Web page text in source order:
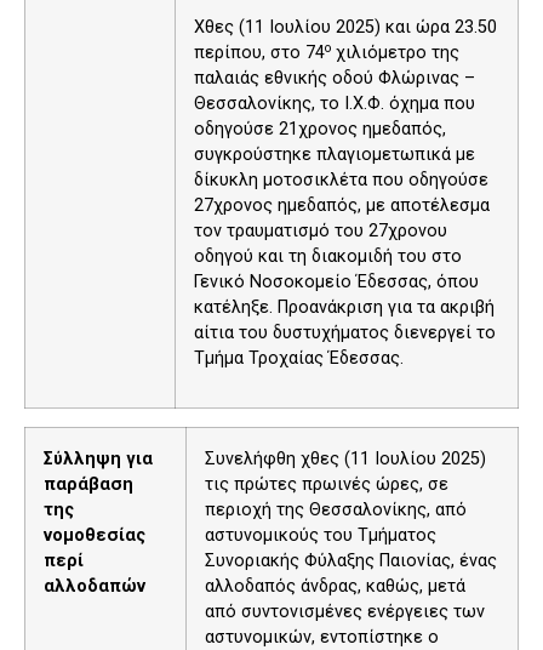
Χθες (11 Ιουλίου 2025) και ώρα 23.50
περίπου, στο 74ο χιλιόμετρο της
παλαιάς εθνικής οδού Φλώρινας –
Θεσσαλονίκης, το Ι.Χ.Φ. όχημα που
οδηγούσε 21χρονος ημεδαπός,
συγκρούστηκε πλαγιομετωπικά με
δίκυκλη μοτοσικλέτα που οδηγούσε
27χρονος ημεδαπός, με αποτέλεσμα
τον τραυματισμό του 27χρονου
οδηγού και τη διακομιδή του στο
Γενικό Νοσοκομείο Έδεσσας, όπου
κατέληξε. Προανάκριση για τα ακριβή
αίτια του δυστυχήματος διενεργεί το
Τμήμα Τροχαίας Έδεσσας.
Σύλληψη για
παράβαση
της
νομοθεσίας
περί
αλλοδαπών
Συνελήφθη χθες (11 Ιουλίου 2025)
τις πρώτες πρωινές ώρες, σε
περιοχή της Θεσσαλονίκης, από
αστυνομικούς του Τμήματος
Συνοριακής Φύλαξης Παιονίας, ένας
αλλοδαπός άνδρας, καθώς, μετά
από συντονισμένες ενέργειες των
αστυνομικών, εντοπίστηκε ο